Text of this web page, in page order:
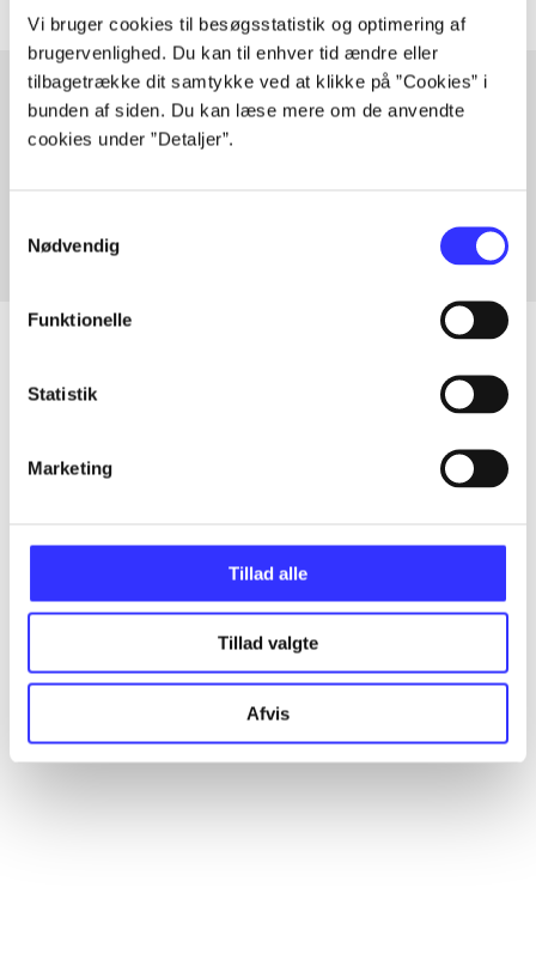
Vi bruger cookies til besøgsstatistik og optimering af
brugervenlighed. Du kan til enhver tid ændre eller
tilbagetrække dit samtykke ved at klikke på ”Cookies” i
bunden af siden. Du kan læse mere om de anvendte
cookies under ”Detaljer”.
Nødvendig
Funktionelle
Statistik
Marketing
Tillad alle
Tillad valgte
Afvis
Artikler med samme emner
...
...